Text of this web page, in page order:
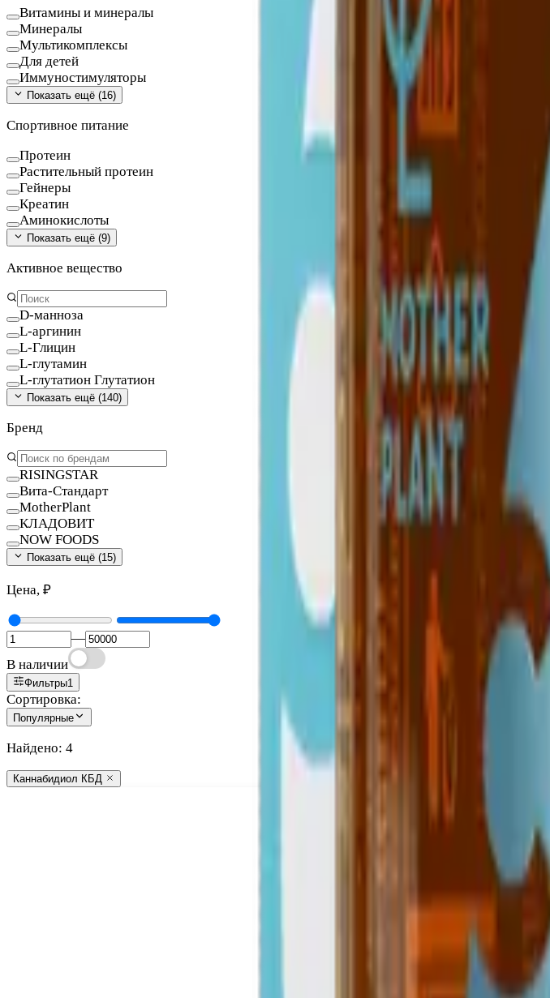
Витамины и минералы
Минералы
Мультикомплексы
Для детей
Иммуностимуляторы
Показать ещё (16)
Спортивное питание
Протеин
Растительный протеин
Гейнеры
Креатин
Аминокислоты
Показать ещё (9)
Активное вещество
D-манноза
L-аргинин
L-Глицин
L-глутамин
L-глутатион Глутатион
Показать ещё (140)
Бренд
RISINGSTAR
Вита-Стандарт
MotherPlant
КЛАДОВИТ
NOW FOODS
Показать ещё (15)
Цена, ₽
—
В наличии
Фильтры1
Сортировка:
Популярные
Найдено: 4
Каннабидиол КБД